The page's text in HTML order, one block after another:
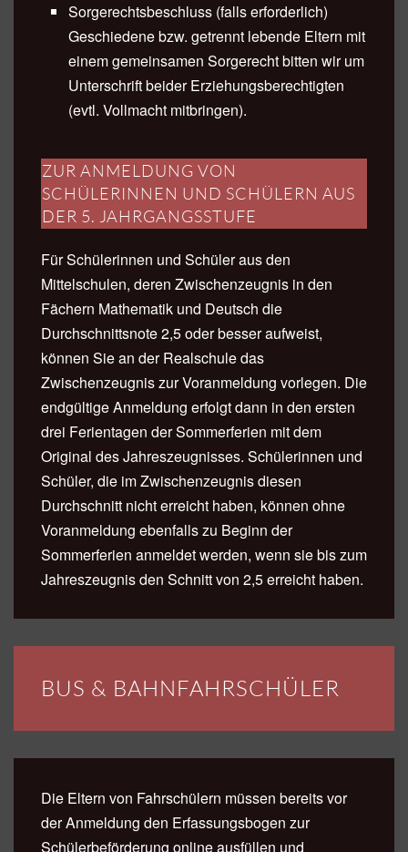
Sorgerechtsbeschluss (falls erforderlich)
Geschiedene bzw. getrennt lebende Eltern mit
einem gemeinsamen Sorgerecht bitten wir um
Unterschrift beider Erziehungsberechtigten
(evtl. Vollmacht mitbringen).
ZUR ANMELDUNG VON
SCHÜLERINNEN UND SCHÜLERN AUS
DER 5. JAHRGANGSSTUFE
Für Schülerinnen und Schüler aus den
Mittelschulen, deren Zwischenzeugnis in den
Fächern Mathematik und Deutsch die
Durchschnittsnote 2,5 oder besser aufweist,
können Sie an der Realschule das
Zwischenzeugnis zur Voranmeldung vorlegen. Die
endgültige Anmeldung erfolgt dann in den ersten
drei Ferientagen der Sommerferien mit dem
Original des Jahreszeugnisses. Schülerinnen und
Schüler, die im Zwischenzeugnis diesen
Durchschnitt nicht erreicht haben, können ohne
Voranmeldung ebenfalls zu Beginn der
Sommerferien anmeldet werden, wenn sie bis zum
Jahreszeugnis den Schnitt von 2,5 erreicht haben.
BUS & BAHNFAHRSCHÜLER
Die Eltern von Fahrschülern müssen bereits vor
der Anmeldung den Erfassungsbogen zur
Schülerbeförderung online ausfüllen und